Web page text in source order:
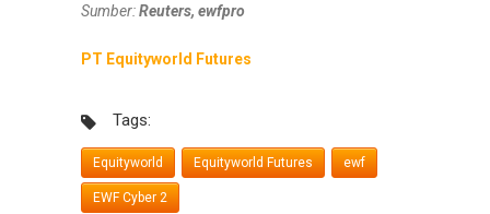
Sumber:Reuters, ewfpro
PT Equityworld Futures
Tags:
Equityworld Equityworld Futures ewf
EWF Cyber 2